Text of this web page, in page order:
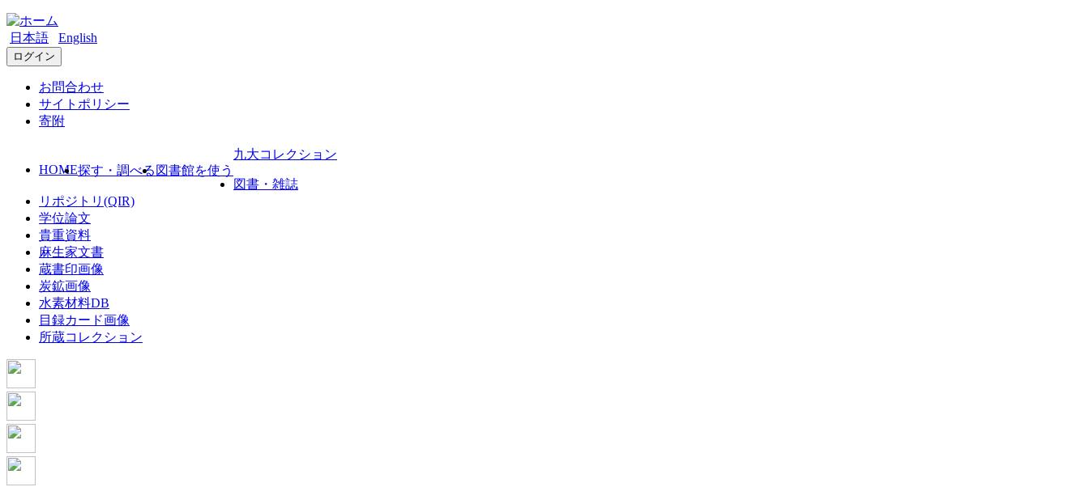
日本語 English
ログイン
お問合わせ
サイトポリシー
寄附
HOME探す・調べる 図書館を使う
九大コレクション
図書・雑誌
リポジトリ(QIR)
学位論文
貴重資料
麻生家文書
蔵書印画像
炭鉱画像
水素材料DB
目録カード画像
所蔵コレクション